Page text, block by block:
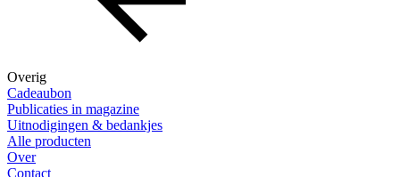
Overig
Cadeaubon
Publicaties in magazine
Uitnodigingen & bedankjes
Alle producten
Over
Contact